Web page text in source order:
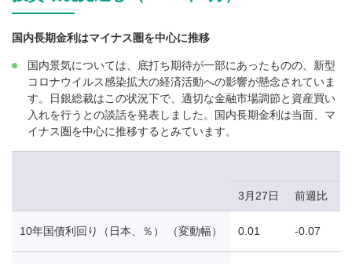
国内長期金利はマイナス圏を中心に推移
国内景気については、底打ち期待が一部にあったものの、新型
コロナウイルス感染拡大の経済活動への影響が懸念されていま
す。日銀総裁はこの状況下で、適切な金融市場調節と資産買い
入れを行うとの談話を発表しました。国内長期金利は当面、マ
イナス圏を中心に推移するとみています。
3月27日 前週比
10年国債利回り（日本、％） （変動幅） 0.01 -0.07